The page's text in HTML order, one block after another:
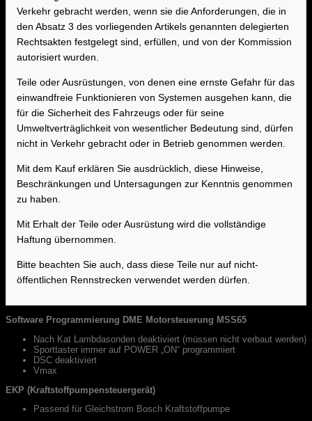
Verkehr gebracht werden, wenn sie die Anforderungen, die in
den Absatz 3 des vorliegenden Artikels genannten delegierten
Rechtsakten festgelegt sind, erfüllen, und von der Kommission
autorisiert wurden.
Teile oder Ausrüstungen, von denen eine ernste Gefahr für das
einwandfreie Funktionieren von Systemen ausgehen kann, die
für die Sicherheit des Fahrzeugs oder für seine
Umweltverträglichkeit von wesentlicher Bedeutung sind, dürfen
nicht in Verkehr gebracht oder in Betrieb genommen werden.
Mit dem Kauf erklären Sie ausdrücklich, diese Hinweise,
Beschränkungen und Untersagungen zur Kenntnis genommen
zu haben.
Mit Erhalt der Teile oder Ausrüstung wird die vollständige
Haftung übernommen.
Bitte beachten Sie auch, dass diese Teile nur auf nicht-
öffentlichen Rennstrecken verwendet werden dürfen.
Software Programmierung DME Motorsteuerung MSS65
Nach Kat Lambdasonden deaktiviert (müssen nicht verbaut werden)
Sporttaster immer auf POWER „ON“ programmiert
DSC deaktiviert
Vmax
EKP (Kraftstoffpumpensteuergerät)
Passend für Gleichstrom Bosch Kraftstoffpumpe